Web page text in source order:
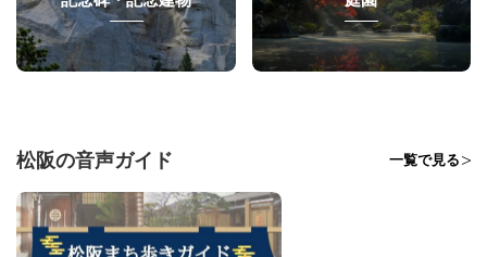
松阪の音声ガイド 一覧で見る